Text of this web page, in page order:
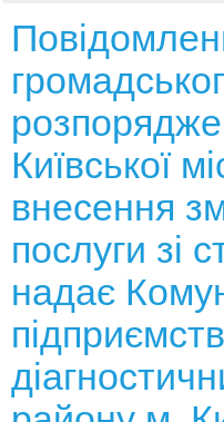
Київської
внесення
послуги зі
надає